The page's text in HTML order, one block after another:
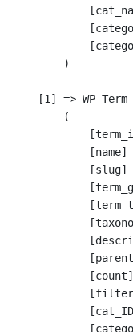
        )
[1] => WP_Term
        (
[name]
[slug]